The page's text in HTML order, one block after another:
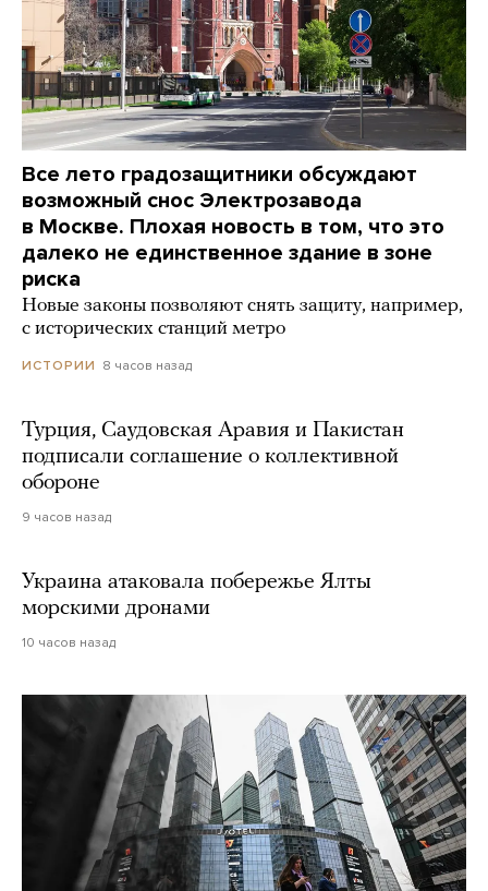
Все лето градозащитники обсуждают
возможный снос Электрозавода
в Москве. Плохая новость в том, что это
далеко не единственное здание в зоне
риска
Новые законы позволяют снять защиту, например,
с исторических станций метро
ИСТОРИИ 8 часов назад
Турция, Саудовская Аравия и Пакистан
подписали соглашение о коллективной
обороне
9 часов назад
Украина атаковала побережье Ялты
морскими дронами
10 часов назад